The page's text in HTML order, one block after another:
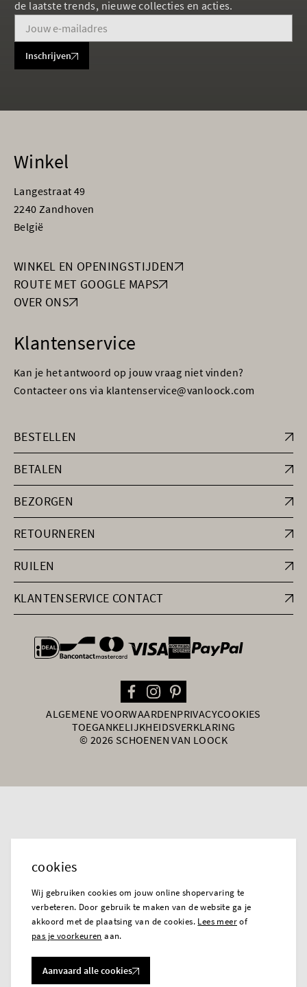
de laatste trends, nieuwe collecties en acties.
Inschrijven
Winkel
Langestraat 49
2240 Zandhoven
België
WINKEL EN OPENINGSTIJDEN
ROUTE MET GOOGLE MAPS
OVER ONS
Klantenservice
Kan je het antwoord op jouw vraag niet vinden?
Contacteer ons via klantenservice@vanloock.com
BESTELLEN
BETALEN
BEZORGEN
RETOURNEREN
RUILEN
KLANTENSERVICE CONTACT
general.paymentOptions
ALGEMENE VOORWAARDENPRIVACYCOOKIES
TOEGANKELIJKHEIDSVERKLARING
© 2026 SCHOENEN VAN LOOCK
cookies
Wij gebruiken cookies om jouw online shopervaring te
verbeteren. Door gebruik te maken van de website ga je
akkoord met de plaatsing van de cookies. Lees meerof
pas je voorkeuren aan.
Aanvaard alle cookies